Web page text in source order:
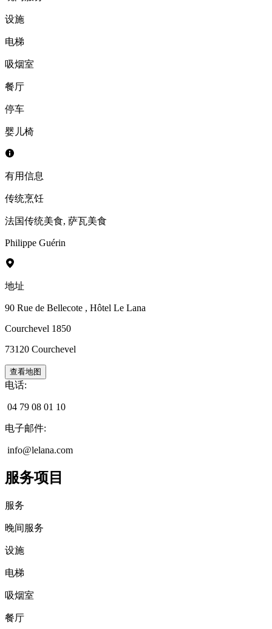
设施
电梯
吸烟室
餐厅
停车
婴儿椅
有用信息
传统烹饪
法国传统美食, 萨瓦美食
Philippe Guérin
地址
90 Rue de Bellecote , Hôtel Le Lana
Courchevel 1850
73120 Courchevel
查看地图
电话:
04 79 08 01 10
电子邮件:
info@lelana.com
服务项目
服务
晚间服务
设施
电梯
吸烟室
餐厅